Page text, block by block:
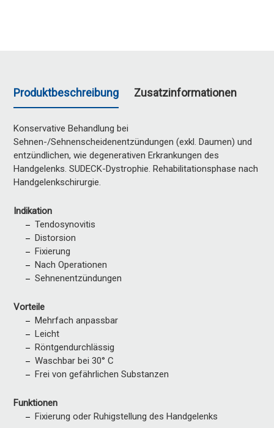
Produktbeschreibung Zusatzinformationen
Konservative Behandlung bei
Sehnen-/Sehnenscheidenentzündungen (exkl. Daumen) und
entzündlichen, wie degenerativen Erkrankungen des
Handgelenks. SUDECK-Dystrophie. Rehabilitationsphase nach
Handgelenkschirurgie.
Indikation
Tendosynovitis
Distorsion
Fixierung
Nach Operationen
Sehnenentzündungen
Vorteile
Mehrfach anpassbar
Leicht
Röntgendurchlässig
Waschbar bei 30° C
Frei von gefährlichen Substanzen
Funktionen
Fixierung oder Ruhigstellung des Handgelenks